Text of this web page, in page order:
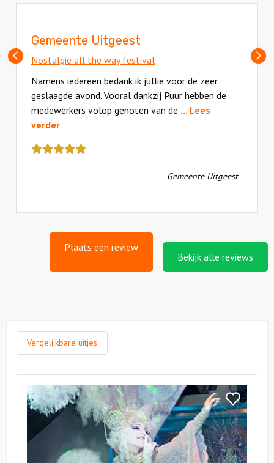
Vorige
slide
Gemeente Uitgeest
Nostalgie all the way festival
Namens iedereen bedank ik jullie voor de zeer
geslaagde avond. Vooral dankzij Puur hebben de
medewerkers volop genoten van de ... Lees
verder
review
een
Gemeente Uitgeest
Plaats een review
Bekijk alle reviews
Vergelijkbare uitjes
Bekijk
Winter
Wonderland
Winter
Wonderland